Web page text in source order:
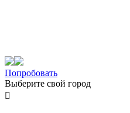
Попробовать
Выберите свой город
